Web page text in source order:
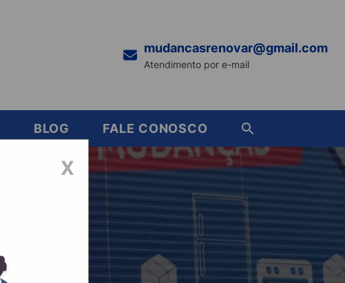
mudancasrenovar@gmail.com
Atendimento por e-mail
BLOG FALE CONOSCO
X